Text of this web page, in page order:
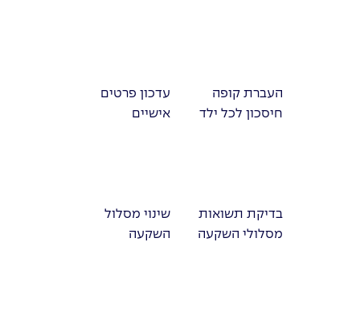
העברת קופה
חיסכון לכל ילד
עדכון פרטים
אישיים
בדיקת תשואות
מסלולי השקעה
שינוי מסלול
השקעה